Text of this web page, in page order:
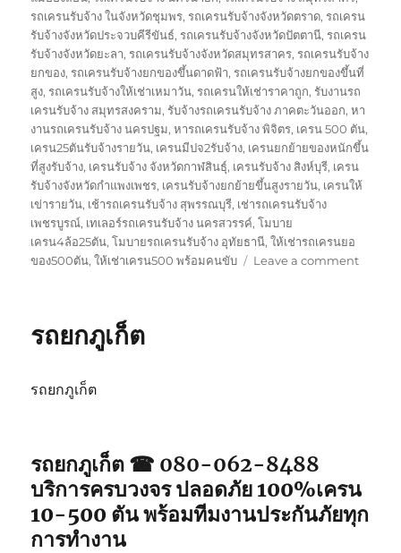
รถเครนรับจ้าง ในจังหวัดชุมพร,รถเครนรับจ้างจังหวัดตราด,รถเครน
รับจ้างจังหวัดประจวบคีรีขันธ์,รถเครนรับจ้างจังหวัดปัตตานี,รถเครน
รับจ้างจังหวัดยะลา,รถเครนรับจ้างจังหวัดสมุทรสาคร,รถเครนรับจ้าง
ยกของ,รถเครนรับจ้างยกของขึ้นดาดฟ้า,รถเครนรับจ้างยกของขึ้นที่
สูง,รถเครนรับจ้างให้เช่าเหมาวัน,รถเครนให้เช่าราคาถูก,รับงานรถ
เครนรับจ้าง สมุทรสงคราม,รับจ้างรถเครนรับจ้าง ภาคตะวันออก,หา
งานรถเครนรับจ้าง นครปฐม,หารถเครนรับจ้าง พิจิตร, เครน 500 ตัน,
เครน25ตันรับจ้างรายวัน, เครนมีปจ2รับจ้าง, เครนยกย้ายของหนักขึ้น
ที่สูงรับจ้าง, เครนรับจ้าง จังหวัดกาฬสินธุ์, เครนรับจ้าง สิงห์บุรี, เครน
รับจ้างจังหวัดกำแพงเพชร, เครนรับจ้างยกย้ายขึ้นสูงรายวัน, เครนให้
เข่ารายวัน, เช้ารถเครนรับจ้าง สุพรรณบุรี, เช่ารถเครนรับจ้าง
เพชรบูรณ์, เทเลอร์รถเครนรับจ้าง นครสวรรค์,โมบาย
เครน4ล้อ25ตัน,โมบายรถเครนรับจ้าง อุทัยธานี,ให้เช่ารถเครนยอ
ของ500ตัน,ให้เช่าเครน500 พร้อมคนขับ Leave a commenton
รถยกภูเก็ต
รถยกภูเก็ต
รถยกภูเก็ต ☎ 080-062-8488
บริการครบวงจร ปลอดภัย 100%เครน
10-500 ตัน พร้อมทีมงานประกันภัยทุก
การทำงาน